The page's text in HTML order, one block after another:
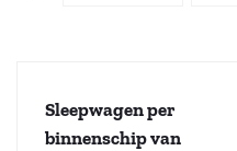
Sleepwagen per
binnenschip van